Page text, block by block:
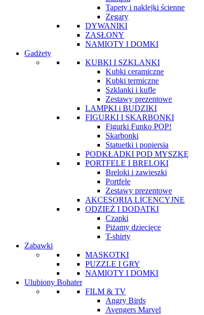
Tapety i naklejki ścienne
Zegary
DYWANIKI
ZASŁONY
NAMIOTY I DOMKI
Gadżety
KUBKI I SZKLANKI
Kubki ceramiczne
Kubki termiczne
Szklanki i kufle
Zestawy prezentowe
LAMPKI i BUDZIKI
FIGURKI I SKARBONKI
Figurki Funko POP!
Skarbonki
Statuetki i popiersia
PODKŁADKI POD MYSZKĘ
PORTFELE I BRELOKI
Breloki i zawieszki
Portfele
Zestawy prezentowe
AKCESORIA LICENCYJNE
ODZIEŻ I DODATKI
Czapki
Piżamy dziecięce
T-shirty
Zabawki
MASKOTKI
PUZZLE I GRY
NAMIOTY I DOMKI
Ulubiony Bohater
FILM & TV
Angry Birds
Avengers Marvel